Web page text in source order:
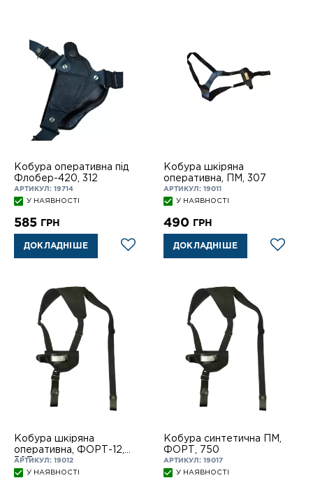
Кобура оперативна під
Флобер-420, 312
АРТИКУЛ: 19714
У НАЯВНОСТІ
585 ГРН
ДОКЛАДНІШЕ
Кобура шкіряна
оперативна, ПМ, 307
АРТИКУЛ: 19011
У НАЯВНОСТІ
490 ГРН
ДОКЛАДНІШЕ
Кобура шкіряна
оперативна, ФОРТ-12,
307
АРТИКУЛ: 19012
У НАЯВНОСТІ
Кобура синтетична ПМ,
ФОРТ, 750
АРТИКУЛ: 19017
У НАЯВНОСТІ